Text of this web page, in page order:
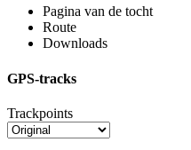
Pagina van de tocht
Route
Downloads
GPS-tracks
Trackpoints